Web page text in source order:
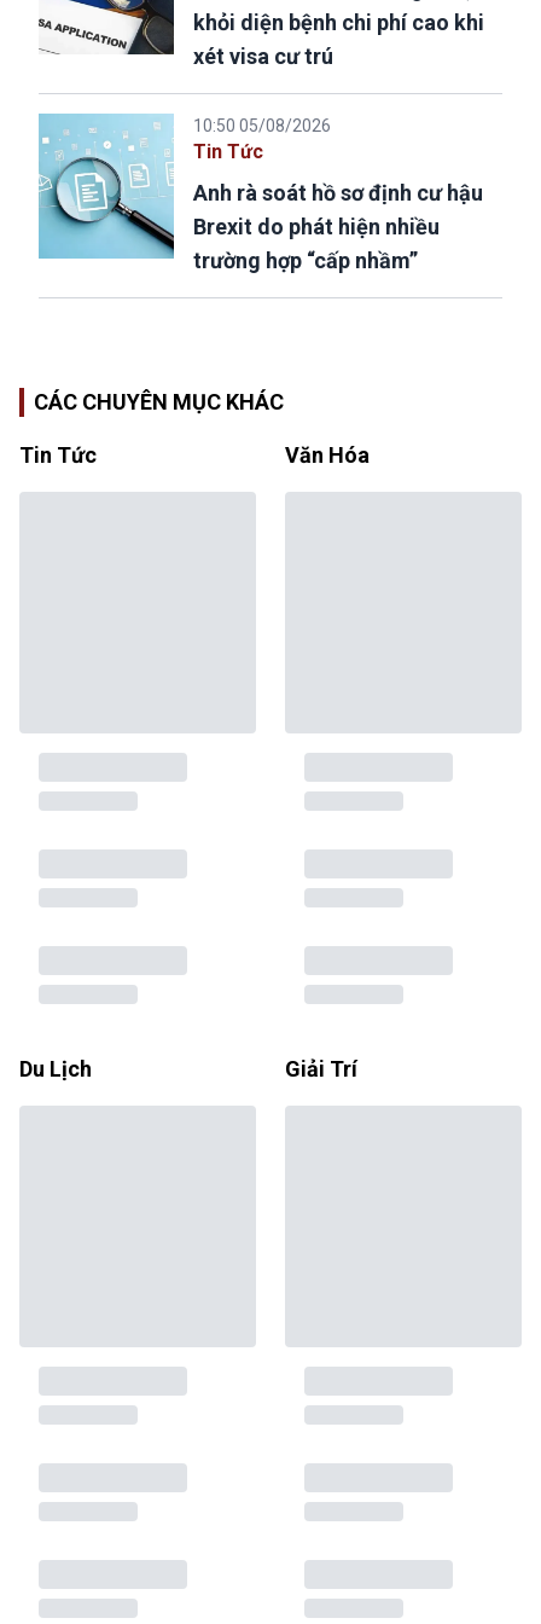
khỏi diện bệnh chi phí cao khi
xét visa cư trú
10:50 05/08/2026
Tin Tức
Anh rà soát hồ sơ định cư hậu
Brexit do phát hiện nhiều
trường hợp “cấp nhầm”
CÁC CHUYÊN MỤC KHÁC
Tin Tức Văn Hóa
Du Lịch Giải Trí